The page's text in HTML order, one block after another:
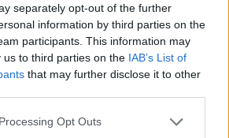
separately opt-out of the further
information by third parties on the
participants. This information may
us to third parties on the IAB’s List of
that may further disclose it to other
website/app uses one or more Google
Opt Outs
jūtas…” Elīna